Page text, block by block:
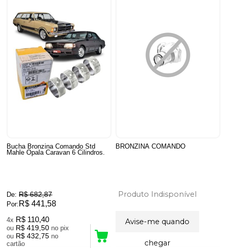
Bucha Bronzina Comando Std
Mahle Opala Caravan 6 Cilindros.
De: R$ 682,87
Por: R$ 441,58
4x R$ 110,40
ou R$ 419,50
no pix
ou R$ 432,75 no
cartão
BRONZINA COMANDO
Produto Indisponível
Avise-me quando
chegar